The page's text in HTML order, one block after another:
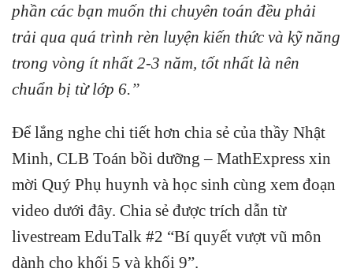
phần các bạn muốn thi chuyên toán đều phải
trải qua quá trình rèn luyện kiến thức và kỹ năng
trong vòng ít nhất 2-3 năm, tốt nhất là nên
chuẩn bị từ lớp 6.”
Để lắng nghe chi tiết hơn chia sẻ của thầy Nhật
Minh, CLB Toán bồi dưỡng – MathExpress xin
mời Quý Phụ huynh và học sinh cùng xem đoạn
video dưới đây. Chia sẻ được trích dẫn từ
livestream EduTalk #2 “Bí quyết vượt vũ môn
dành cho khối 5 và khối 9”.